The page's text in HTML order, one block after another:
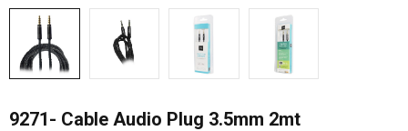
9271- Cable Audio Plug 3.5mm 2mt